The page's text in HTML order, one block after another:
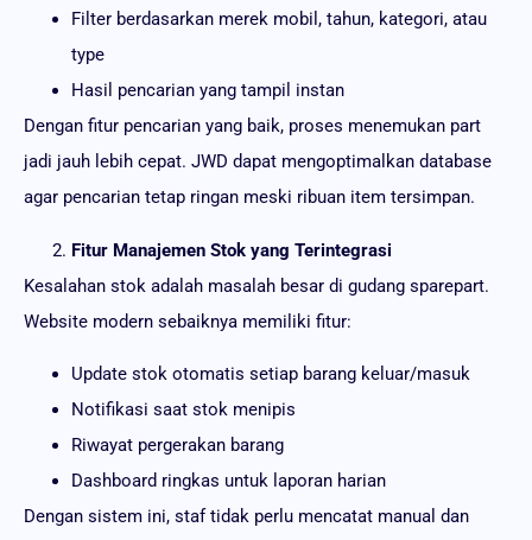
Filter berdasarkan merek mobil, tahun, kategori, atau
type
Hasil pencarian yang tampil instan
Dengan fitur pencarian yang baik, proses menemukan part
jadi jauh lebih cepat. JWD dapat mengoptimalkan database
agar pencarian tetap ringan meski ribuan item tersimpan.
Fitur Manajemen Stok yang Terintegrasi
Kesalahan stok adalah masalah besar di gudang sparepart.
Website modern sebaiknya memiliki fitur:
Update stok otomatis setiap barang keluar/masuk
Notifikasi saat stok menipis
Riwayat pergerakan barang
Dashboard ringkas untuk laporan harian
Dengan sistem ini, staf tidak perlu mencatat manual dan